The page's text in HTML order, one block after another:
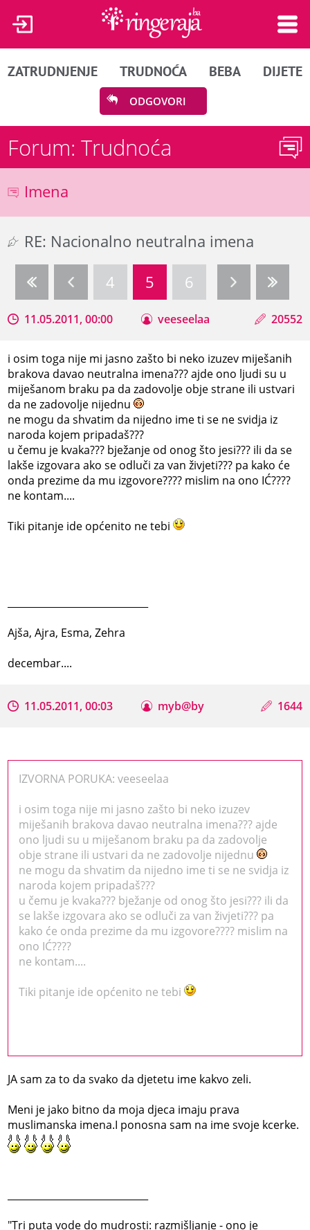
ZATRUDNJENJE TRUDNOĆA BEBA DIJETE
ODGOVORI
Forum: Trudnoća
Imena
RE: Nacionalno neutralna imena
4
5 6
11.05.2011, 00:00 veeseelaa 20552
i osim toga nije mi jasno zašto bi neko izuzev miješanih
brakova davao neutralna imena??? ajde ono ljudi su u
miješanom braku pa da zadovolje obje strane ili ustvari
da ne zadovolje nijednu
ne mogu da shvatim da nijedno ime ti se ne svidja iz
naroda kojem pripadaš???
u čemu je kvaka??? bježanje od onog što jesi??? ili da se
lakše izgovara ako se odluči za van živjeti??? pa kako će
onda prezime da mu izgovore???? mislim na ono IĆ????
ne kontam....
Tiki pitanje ide općenito ne tebi
Ajša, Ajra, Esma, Zehra
decembar....
11.05.2011, 00:03 myb@by 1644
IZVORNA PORUKA: veeseelaa
i osim toga nije mi jasno zašto bi neko izuzev
miješanih brakova davao neutralna imena??? ajde
ono ljudi su u miješanom braku pa da zadovolje
obje strane ili ustvari da ne zadovolje nijednu
ne mogu da shvatim da nijedno ime ti se ne svidja iz
naroda kojem pripadaš???
u čemu je kvaka??? bježanje od onog što jesi??? ili da
se lakše izgovara ako se odluči za van živjeti??? pa
kako će onda prezime da mu izgovore???? mislim na
ono IĆ????
ne kontam....
Tiki pitanje ide općenito ne tebi
JA sam za to da svako da djetetu ime kakvo zeli.
Meni je jako bitno da moja djeca imaju prava
muslimanska imena.I ponosna sam na ime svoje kcerke.
‎"Tri puta vode do mudrosti: razmišljanje - ono je